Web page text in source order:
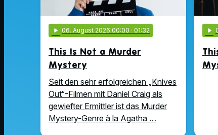
play_arrow 06. August 2026 00:00 · 01:32
This Is Not a Murder
Mystery
Seit den sehr erfolgreichen „Knives
Out“-Filmen mit Daniel Craig als
gewiefter Ermittler ist das Murder
Mystery-Genre à la Agatha …
play_arrow